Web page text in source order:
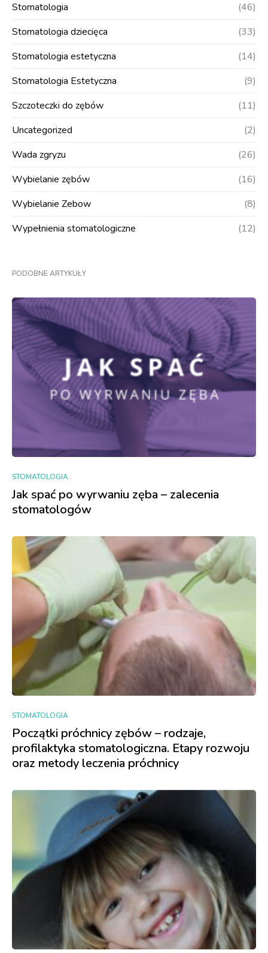
Stomatologia
(46)
Stomatologia dziecięca
(33)
Stomatologia estetyczna
(14)
Stomatologia Estetyczna
(9)
Szczoteczki do zębów
(11)
Uncategorized
(2)
Wada zgryzu
(26)
Wybielanie zębów
(16)
Wybielanie Zebow
(8)
Wypełnienia stomatologiczne
(12)
PODOBNE ARTYKUŁY
STOMATOLOGIA
Jak spać po wyrwaniu zęba – zalecenia
stomatologów
STOMATOLOGIA
Początki próchnicy zębów – rodzaje,
profilaktyka stomatologiczna. Etapy rozwoju
oraz metody leczenia próchnicy